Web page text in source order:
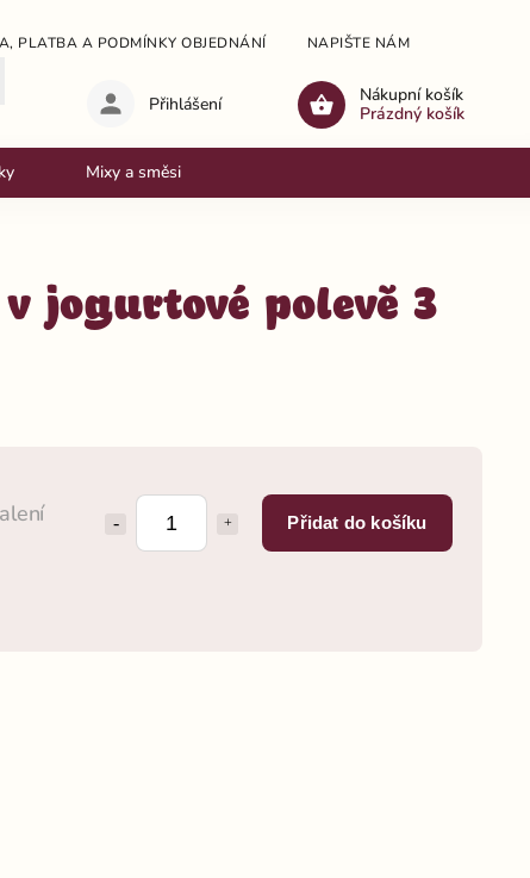
PLATBA A PODMÍNKY OBJEDNÁNÍ NAPIŠTE NÁM
Nákupní košík
Prázdný košík
Přihlášení
Mixy a směsi
Přidat do košíku
jogurtové polevě 3